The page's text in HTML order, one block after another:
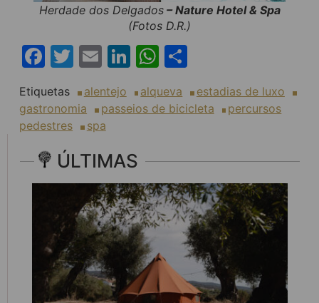
Herdade dos Delgados– Nature Hotel & Spa
(Fotos D.R.)
Facebook
Twitter
EmailLinkedIn
WhatsApp
Etiquetas alentejo alqueva
estadias de luxo
gastronomia
passeios de bicicleta
percursos
pedestres
spa
ÚLTIMAS